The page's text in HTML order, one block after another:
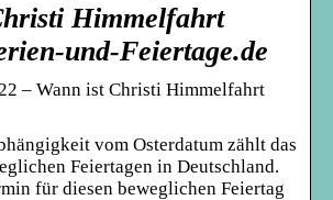
Himmelfahrt
und-Feiertage.de
– Wann ist Christi Himmelfahrt
vom Osterdatum zählt das
Feiertagen in Deutschland.
für diesen beweglichen Feiertag